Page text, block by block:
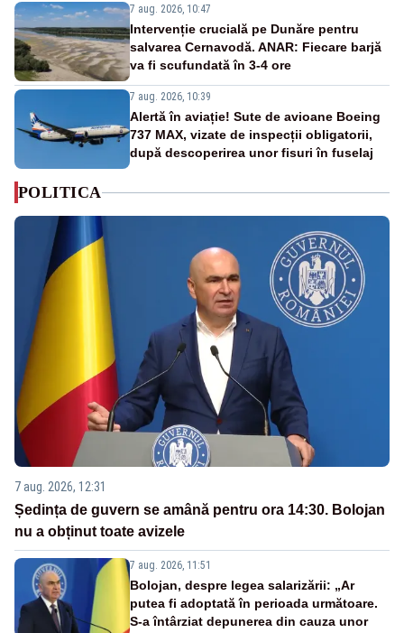
7 aug. 2026, 10:47
Intervenție crucială pe Dunăre pentru
salvarea Cernavodă. ANAR: Fiecare barjă
va fi scufundată în 3-4 ore
7 aug. 2026, 10:39
Alertă în aviație! Sute de avioane Boeing
737 MAX, vizate de inspecții obligatorii,
după descoperirea unor fisuri în fuselaj
POLITICA
7 aug. 2026, 12:31
Ședința de guvern se amână pentru ora 14:30. Bolojan
nu a obținut toate avizele
7 aug. 2026, 11:51
Bolojan, despre legea salarizării: „Ar
putea fi adoptată în perioada următoare.
S-a întârziat depunerea din cauza unor